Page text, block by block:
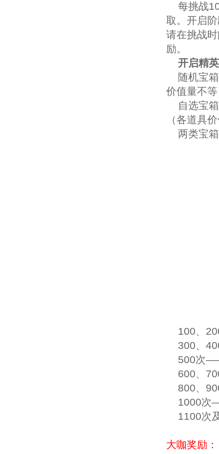
每挑战
取。开启
请在挑战
励。
开启精
随机宝箱
价值量不
自选宝箱
（各道具
两类宝箱
100、
300、
500次——
600、
800、
1000次
1100次
大咖奖励：